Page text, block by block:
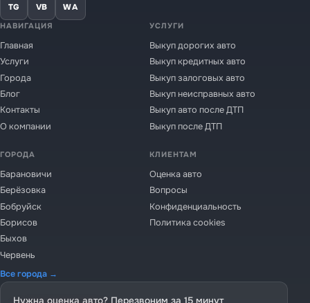
TG VB WA
НАВИГАЦИЯ
Главная
Услуги
Города
Блог
Контакты
О компании
УСЛУГИ
Выкуп дорогих авто
Выкуп кредитных авто
Выкуп залоговых авто
Выкуп неисправных авто
Выкуп авто после ДТП
Выкуп после ДТП
ГОРОДА
Барановичи
Берёзовка
Бобруйск
Борисов
Быхов
Червень
Все города →
КЛИЕНТАМ
Оценка авто
Вопросы
Конфиденциальность
Политика cookies
Нужна оценка авто? Перезвоним за 15 минут